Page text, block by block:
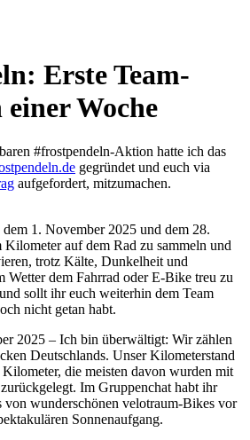
Erste Team-
Woche
#frostpendeln-Aktion hatte ich das
gegründet und euch via
aufgefordert, mitzumachen.
1. November 2025 und dem 28.
Kilometer auf dem Rad zu sammeln und
trotz Kälte, Dunkelheit und
Wetter dem Fahrrad oder E-Bike treu zu
sollt ihr euch weiterhin dem Team
nicht getan habt.
2025 – Ich bin überwältigt: Wir zählen
Deutschlands. Unser Kilometerstand
die meisten davon wurden mit
Im Gruppenchat habt ihr
von wunderschönen velotraum-Bikes vor
Sonnenaufgang.